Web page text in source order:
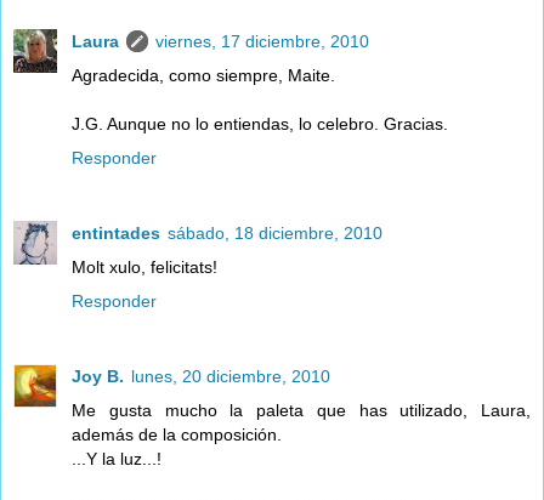
Laura
viernes, 17 diciembre, 2010
Agradecida, como siempre, Maite.
J.G. Aunque no lo entiendas, lo celebro. Gracias.
Responder
entintades sábado, 18 diciembre, 2010
Molt xulo, felicitats!
Responder
Joy B. lunes, 20 diciembre, 2010
Me gusta mucho la paleta que has utilizado, Laura,
además de la composición.
...Y la luz...!